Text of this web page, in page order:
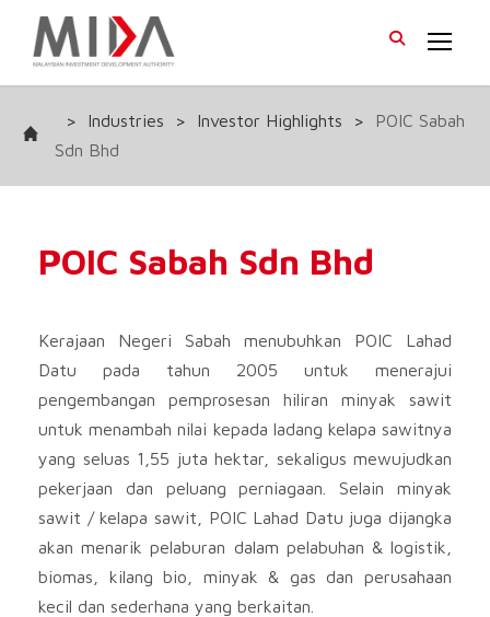
> Industries > Investor Highlights >
POIC Sabah
Sdn Bhd
POIC Sabah Sdn Bhd
Kerajaan Negeri Sabah menubuhkan POIC Lahad
Datu pada tahun 2005 untuk menerajui
pengembangan pemprosesan hiliran minyak sawit
untuk menambah nilai kepada ladang kelapa sawitnya
yang seluas 1,55 juta hektar, sekaligus mewujudkan
pekerjaan dan peluang perniagaan. Selain minyak
sawit / kelapa sawit, POIC Lahad Datu juga dijangka
akan menarik pelaburan dalam pelabuhan & logistik,
biomas, kilang bio, minyak & gas dan perusahaan
kecil dan sederhana yang berkaitan.